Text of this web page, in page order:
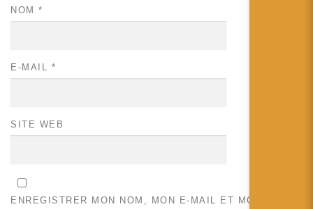
NOM *
E-MAIL *
SITE WEB
ENREGISTRER MON NOM, MON E-MAIL ET MON SITE